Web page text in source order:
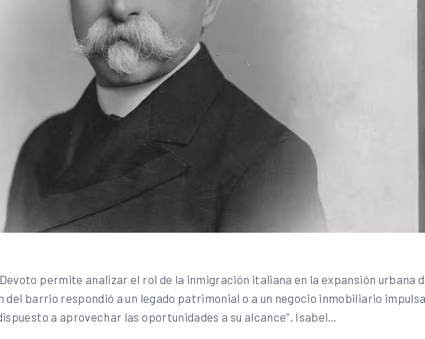
permite analizar el rol de la inmigración italiana en la expansión urbana
del barrio respondió a un legado patrimonial o a un negocio inmobiliario
a aprovechar las oportunidades a su alcance”. Isabel…